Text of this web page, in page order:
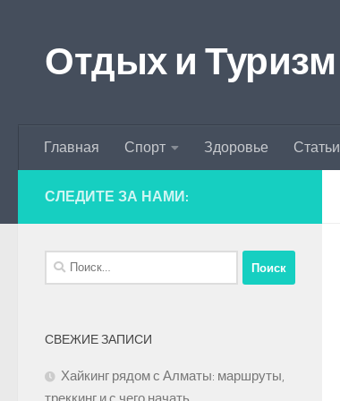
Отдых и Туризм
Главная Спорт Здоровье Статьи
СЛЕДИТЕ ЗА НАМИ:
Найти:
СВЕЖИЕ ЗАПИСИ
Хайкинг рядом с Алматы: маршруты,